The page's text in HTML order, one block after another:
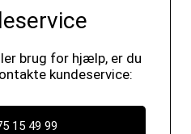
brug for hjælp, er du
kundeservice:
15 49 99